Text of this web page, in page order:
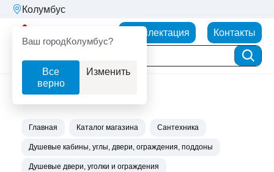
Колумбус
Ваш городКолумбус?
Все
верно
Изменить
Комплектация Контакты
Главная Каталог магазина Сантехника
Душевые кабины, углы, двери, ограждения, поддоны
Душевые двери, уголки и ограждения